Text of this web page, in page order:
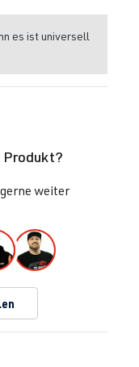
es ist universell
Produkt?
weiter